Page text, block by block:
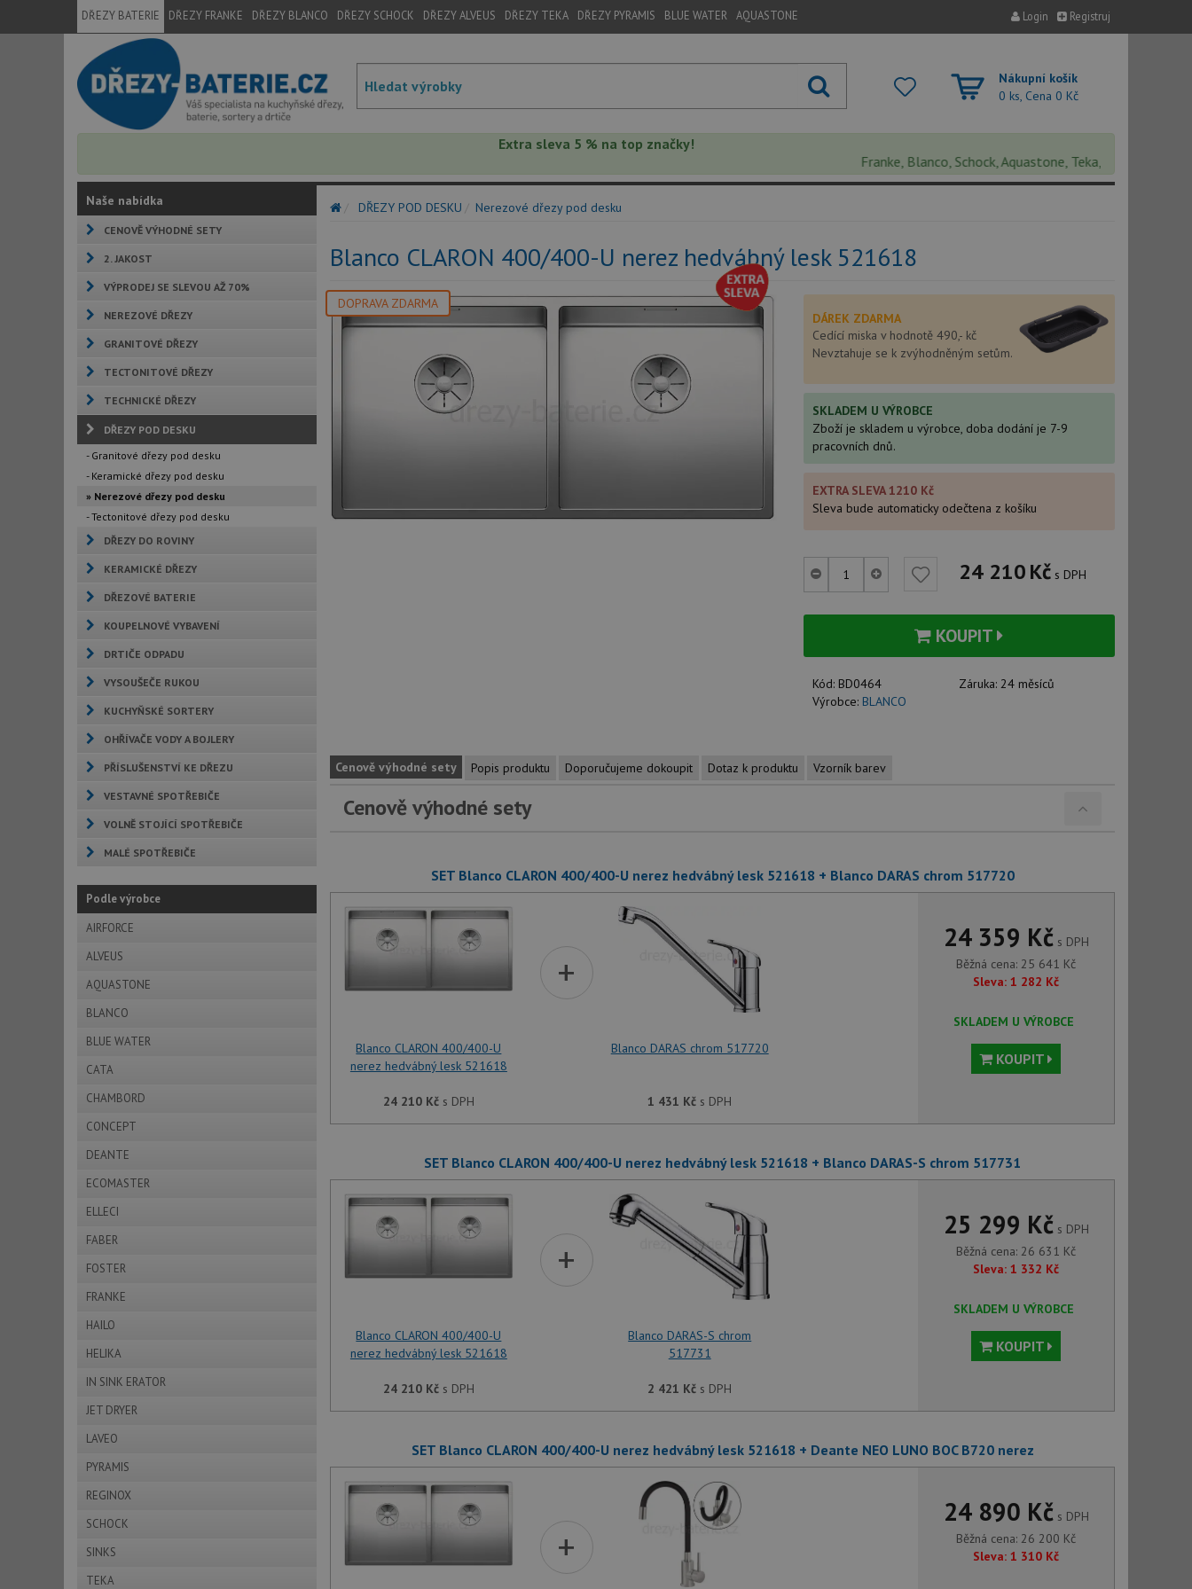
DŘEZY BATERIE DŘEZY FRANKE DŘEZY BLANCO DŘEZY SCHOCK DŘEZY ALVEUS DŘEZY TEKA DŘEZY PYRAMIS BLUE WATER AQUASTONE Login Registruj
Nákupní košík
0 ks, Cena 0 Kč
Extra sleva 5 % na top značky!
Franke, Blanco, Schock, Aquastone, Teka, Helika, Deante,
Naše nabídka
CENOVĚ VÝHODNÉ SETY
2. JAKOST
VÝPRODEJ SE SLEVOU AŽ 70%
NEREZOVÉ DŘEZY
GRANITOVÉ DŘEZY
TECTONITOVÉ DŘEZY
TECHNICKÉ DŘEZY
DŘEZY POD DESKU
- Granitové dřezy pod desku
- Keramické dřezy pod desku
» Nerezové dřezy pod desku
- Tectonitové dřezy pod desku
DŘEZY DO ROVINY
KERAMICKÉ DŘEZY
DŘEZOVÉ BATERIE
KOUPELNOVÉ VYBAVENÍ
DRTIČE ODPADU
VYSOUŠEČE RUKOU
KUCHYŇSKÉ SORTERY
OHŘÍVAČE VODY A BOJLERY
PŘÍSLUŠENSTVÍ KE DŘEZU
VESTAVNÉ SPOTŘEBIČE
VOLNĚ STOJÍCÍ SPOTŘEBIČE
MALÉ SPOTŘEBIČE
Podle výrobce
AIRFORCE
ALVEUS
AQUASTONE
BLANCO
BLUE WATER
CATA
CHAMBORD
CONCEPT
DEANTE
ECOMASTER
ELLECI
FABER
FOSTER
FRANKE
HAILO
HELIKA
IN SINK ERATOR
JET DRYER
LAVEO
PYRAMIS
REGINOX
SCHOCK
SINKS
TEKA
DŘEZY POD DESKU Nerezové dřezy pod desku
Blanco CLARON 400/400-U nerez hedvábný lesk 521618
DOPRAVA ZDARMA
DÁREK ZDARMA
Cedící miska v hodnotě 490,- kč
Nevztahuje se k zvýhodněným setům.
SKLADEM U VÝROBCE
Zboží je skladem u výrobce, doba dodání je 7-9
pracovních dnů.
EXTRA SLEVA 1210 Kč
Sleva bude automaticky odečtena z košíku
24 210Kč s DPH
KOUPIT
Kód: BD0464 Záruka:24 měsíců
Výrobce: BLANCO
Cenově výhodné sety Popis produktu Doporučujeme dokoupit Dotaz k produktu Vzorník barev
Cenově výhodné sety
SET Blanco CLARON 400/400-U nerez hedvábný lesk 521618 + Blanco DARAS chrom 517720
Blanco CLARON 400/400-U
nerez hedvábný lesk 521618
24 210 Kčs DPH
+
Blanco DARAS chrom 517720
1 431 Kč s DPH
24 359 Kčs DPH
Běžná cena: 25 641 Kč
Sleva: 1 282 Kč
SKLADEM U VÝROBCE
KOUPIT
SET Blanco CLARON 400/400-U nerez hedvábný lesk 521618 + Blanco DARAS-S chrom 517731
Blanco CLARON 400/400-U
nerez hedvábný lesk 521618
24 210 Kčs DPH
+
Blanco DARAS-S chrom
517731
2 421 Kč s DPH
25 299 Kčs DPH
Běžná cena: 26 631 Kč
Sleva: 1 332 Kč
SKLADEM U VÝROBCE
KOUPIT
SET Blanco CLARON 400/400-U nerez hedvábný lesk 521618 + Deante NEO LUNO BOC B720 nerez
+
24 890 Kčs DPH
Běžná cena: 26 200 Kč
Sleva: 1 310 Kč